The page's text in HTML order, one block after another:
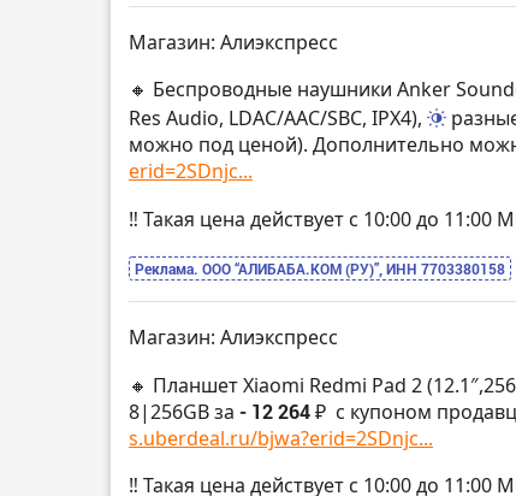
Магазин: Алиэкспресс
🔸 Беспроводные наушники Anker
Res Audio, LDAC/AAC/SBC, IPX4),
можно под ценой). Дополнительно
erid=2SDnjc...
‼️ Такая цена действует с 10:00 до
Реклама. ООО “АЛИБАБА.КОМ (РУ)”, ИНН 7703380158
Магазин: Алиэкспресс
🔸 Планшет Xiaomi Redmi Pad 2
8|256GB за - 12 264 ₽ с купоном
s.uberdeal.ru/bjwa?erid=2SDnjc...
‼️ Такая цена действует с 10:00 до